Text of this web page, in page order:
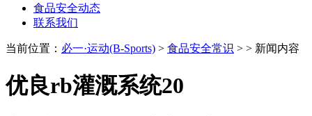
食品安全动态
联系我们
当前位置： 必一·运动(B-Sports) > 食品安全常识 > > 新闻内容
优良rb灌溉系统20